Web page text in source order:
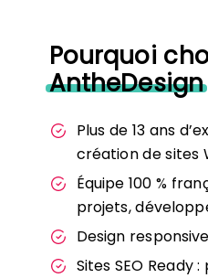
Pourquoi
AntheDesign
Plus de 13 ans
création de sites
Équipe 100 %
projets,
Design
Sites SEO Ready